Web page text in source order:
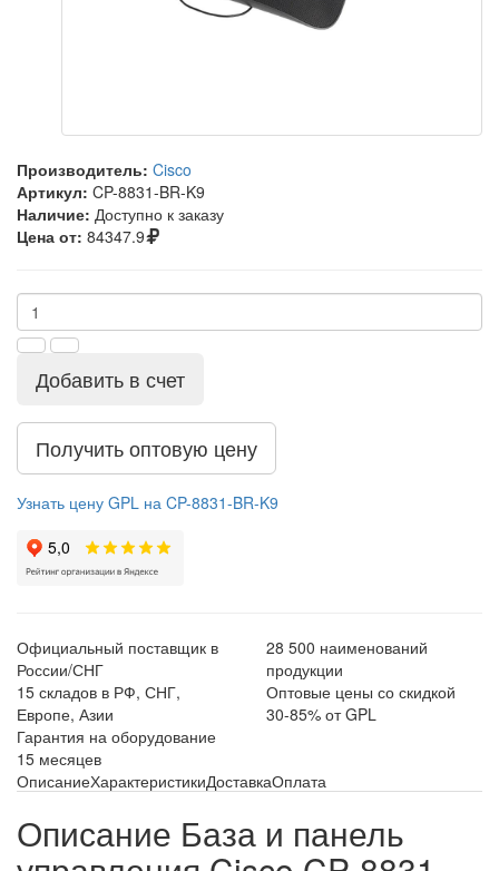
Производитель: Cisco
Артикул: CP-8831-BR-K9
Наличие: Доступно к заказу
Цена от: 84347.9
Добавить в счет
Получить оптовую цену
Узнать цену GPL на CP-8831-BR-K9
Официальный поставщик в
России/СНГ
28 500 наименований
продукции
15 складов в РФ, СНГ,
Европе, Азии
Оптовые цены со скидкой
30-85% от GPL
Гарантия на оборудование
15 месяцев
ОписаниеХарактеристикиДоставкаОплата
Описание База и панель